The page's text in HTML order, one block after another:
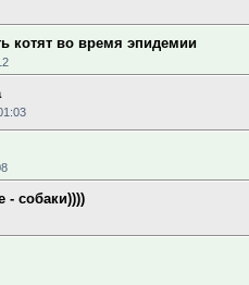
котят во время эпидемии
собаки))))